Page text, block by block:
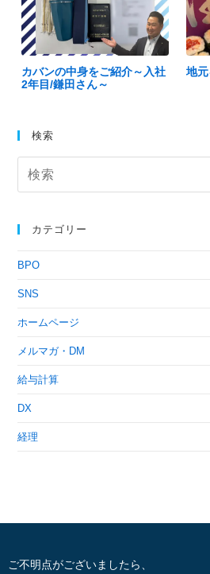
カバンの中身をご紹介～入社
2年目/鎌田さん～
地
検索
カテゴリー
BPO
SNS
ホームページ
メルマガ・DM
給与計算
DX
経理
ご不明点がございましたら、